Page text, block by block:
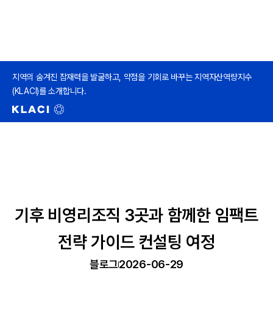
지역의 숨겨진 잠재력을 발굴하고, 약점을 기회로 바꾸는 지역자산역량지수
(KLACI)를 소개합니다.
기후 비영리조직 3곳과 함께한 임팩트
전략 가이드 컨설팅 여정
블로그2026-06-29